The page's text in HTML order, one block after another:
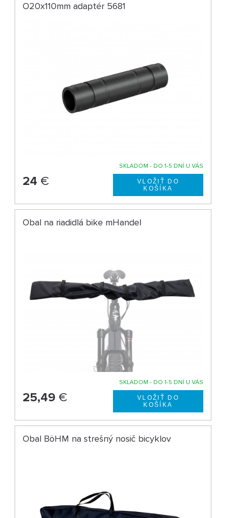
O20x110mm adaptér 5681
SKLADOM - DO 1-5 DNÍ U VÁS
24 €
Obal na riadidlá bike mHandel
SKLADOM - DO 1-5 DNÍ U VÁS
25,49 €
Obal BöHM na strešný nosič bicyklov